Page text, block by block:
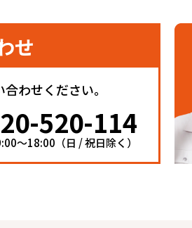
せ
わせください。
520-114
〜18:00（日 / 祝日除く）